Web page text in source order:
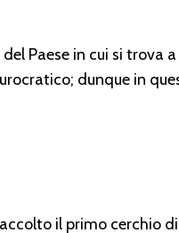
Paese in cui si trova
dunque in
il primo cerchio